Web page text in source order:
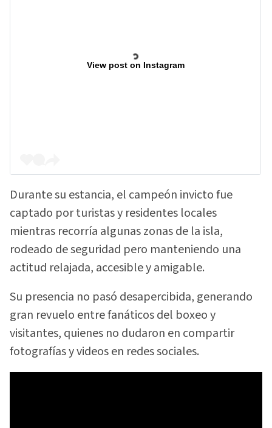
View post on Instagram
Durante su estancia, el campeón invicto fue
captado por turistas y residentes locales
mientras recorría algunas zonas de la isla,
rodeado de seguridad pero manteniendo una
actitud relajada, accesible y amigable.
Su presencia no pasó desapercibida, generando
gran revuelo entre fanáticos del boxeo y
visitantes, quienes no dudaron en compartir
fotografías y videos en redes sociales.